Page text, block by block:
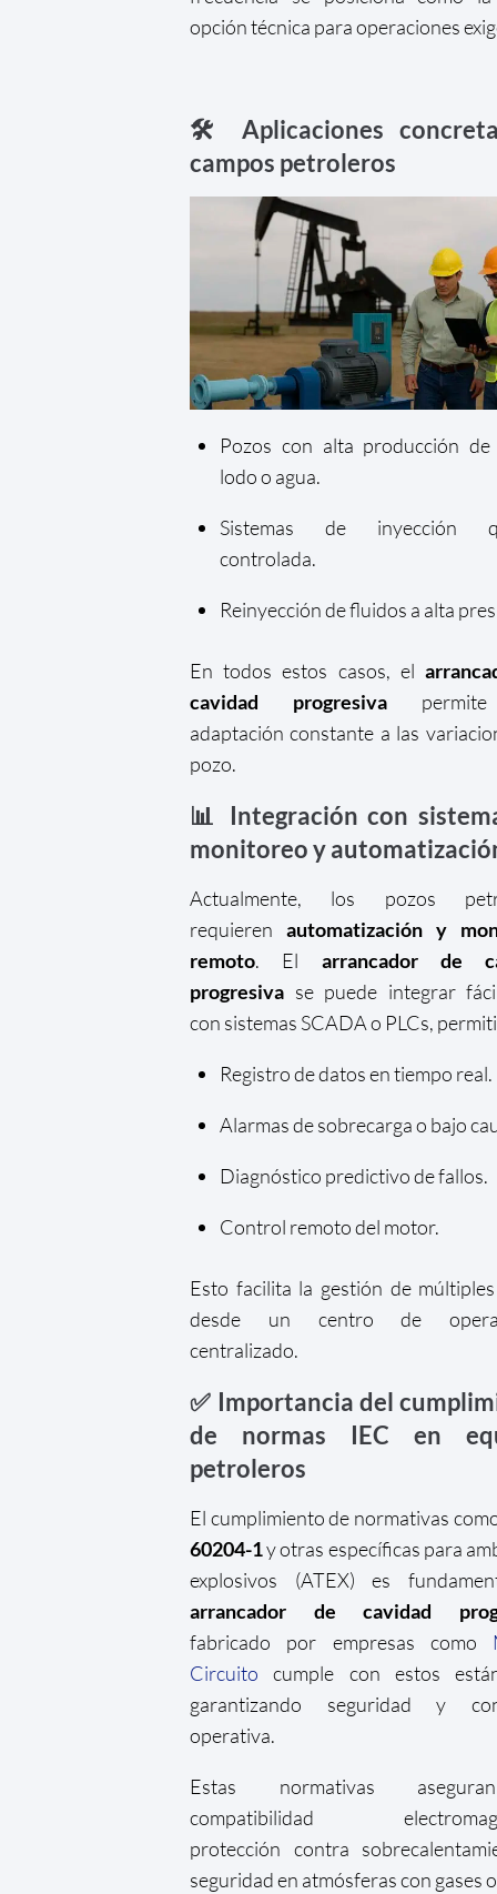
opción técnica para operaciones
🛠️ Aplicaciones
campos petroleros
Pozos con alta producción de
lodo o agua.
Sistemas de inyección
controlada.
Reinyección de fluidos a alta
En todos estos casos, el
cavidad progresiva
adaptación constante a las
pozo.
📊 Integración con
monitoreo y
Actualmente, los pozos
requieren automatización y
remoto. El arrancador de
progresiva se puede integrar
con sistemas SCADA o PLCs,
Registro de datos en tiempo real.
Alarmas de sobrecarga o bajo
Diagnóstico predictivo de fallos.
Control remoto del motor.
Esto facilita la gestión de
desde un centro de
centralizado.
✅ Importancia del
de normas IEC en
petroleros
El cumplimiento de normativas
60204-1y otras específicas para
explosivos (ATEX) es
arrancador de cavidad
fabricado por empresas como
Circuito cumple con estos
garantizando seguridad y
operativa.
Estas normativas
compatibilidad
protección contra
seguridad en atmósferas con gases